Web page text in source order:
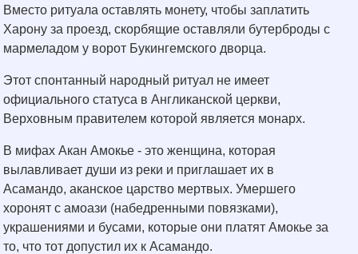
Вместо ритуала оставлять монету, чтобы заплатить
Харону за проезд, скорбящие оставляли бутерброды с
мармеладом у ворот Букингемского дворца.
Этот спонтанный народный ритуал не имеет
официального статуса в Англиканской церкви,
Верховным правителем которой является монарх.
В мифах Акан Амокье - это женщина, которая
вылавливает души из реки и приглашает их в
Асамандо, аканское царство мертвых. Умершего
хоронят с амоази (набедренными повязками),
украшениями и бусами, которые они платят Амокье за
то, что тот допустил их к Асамандо.